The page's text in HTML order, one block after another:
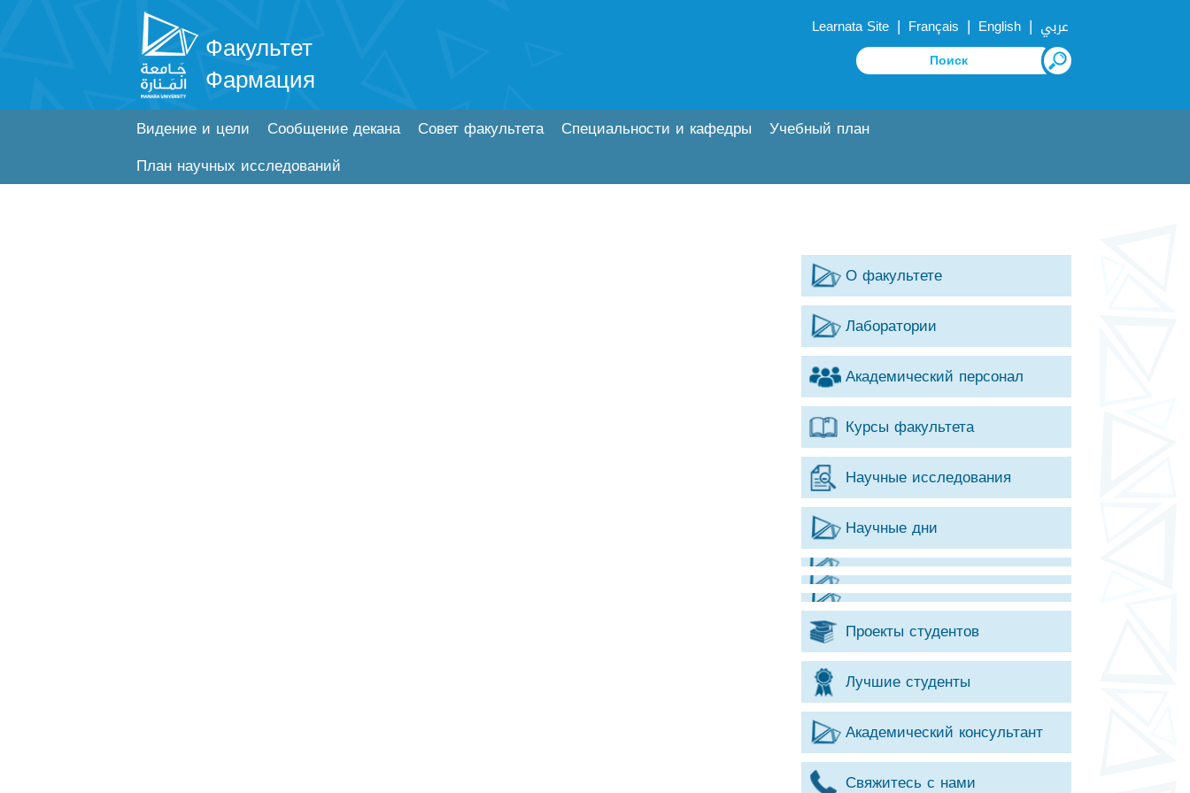
Факультет
Фармация
Learnata Site | Français | English | عربي
Видение и цели Сообщение декана Совет факультета Специальности и кафедры
Учебный план
План научных исследований
О факультете
Лаборатории
Академический персонал
Курсы факультета
Научные исследования
Научные дни
Проекты студентов
Лучшие студенты
Академический консультант
Свяжитесь с нами